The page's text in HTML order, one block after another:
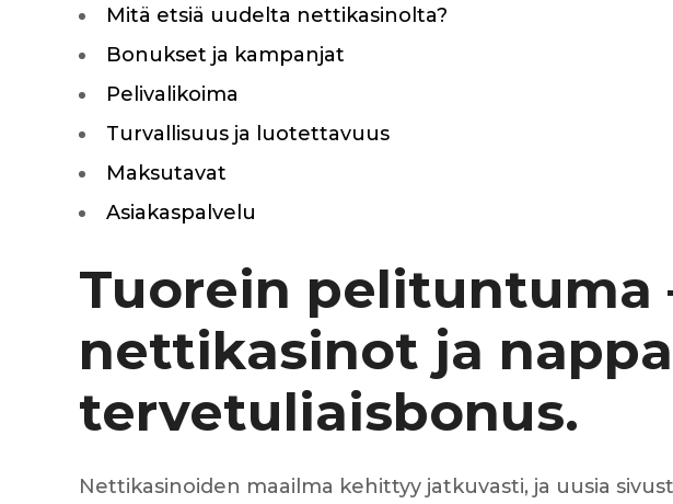
Silentblocs de bras
Projecteur principal
Bague de bielle
Bague de fusée
Calle latérale
Culasse
Coussinet de bielle
Coussinet de palier
Croisillon
Mitä etsiä uudelta nettikasinolta?
Bonukset ja kampanjat
Pelivalikoima
Turvallisuus ja luotettavuus
Maksutavat
Asiakaspalvelu
Tuorein pelituntuma
nettikasinot ja
tervetuliaisbonus.
Nettikasinoiden maailma kehittyy jatkuvasti, ja uusia